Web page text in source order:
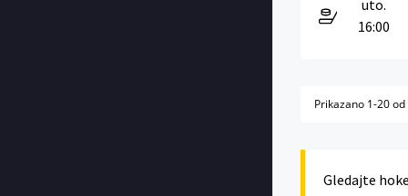
uto.
16:00
Prikazano 1-20
Gledajte